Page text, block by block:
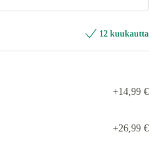
12 kuukautta
+14,99 €
+26,99 €